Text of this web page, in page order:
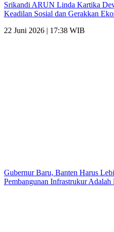
Srikandi ARUN Linda Kartika
Keadilan Sosial dan Gerakkan
22 Juni 2026 | 17:38 WIB
Gubernur Baru, Banten Harus
Pembangunan Infrastrukur Adalah